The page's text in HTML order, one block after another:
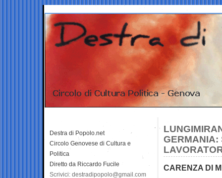
GERMANIA:
CARENZA DI
Destra di Popolo.net
Circolo Genovese di Cultura e
Politica
Diretto da Riccardo Fucile
Scrivici: destradipopolo@gmail.com